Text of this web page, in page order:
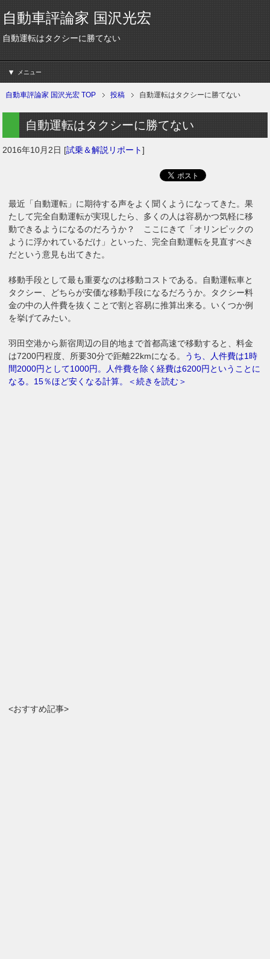
自動車評論家 国沢光宏
自動運転はタクシーに勝てない
メニュー
自動車評論家 国沢光宏 TOP 投稿 自動運転はタクシーに勝てない
自動運転はタクシーに勝てない
2016年10月2日 [試乗＆解説リポート]
最近「自動運転」に期待する声をよく聞くようになってきた。果
たして完全自動運転が実現したら、多くの人は容易かつ気軽に移
動できるようになるのだろうか？ ここにきて「オリンピックの
ように浮かれているだけ」といった、完全自動運転を見直すべき
だという意見も出てきた。
移動手段として最も重要なのは移動コストである。自動運転車と
タクシー、どちらが安価な移動手段になるだろうか。タクシー料
金の中の人件費を抜くことで割と容易に推算出来る。いくつか例
を挙げてみたい。
羽田空港から新宿周辺の目的地まで首都高速で移動すると、料金
は7200円程度、所要30分で距離22kmになる。 うち、人件費は1時
間2000円として1000円。人件費を除く経費は6200円ということに
なる。15％ほど安くなる計算。＜続きを読む＞
<おすすめ記事>